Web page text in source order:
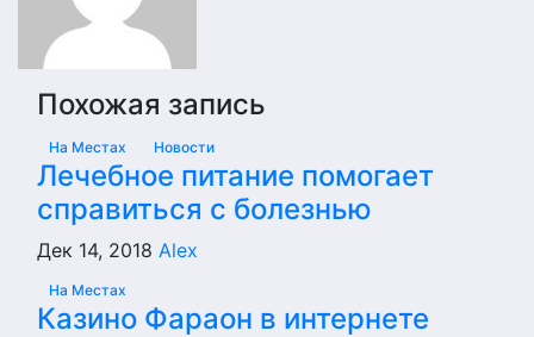
Похожая запись
На Местах Новости
Лечебное питание помогает
справиться с болезнью
Дек 14, 2018 Alex
На Местах
Казино Фараон в интернете